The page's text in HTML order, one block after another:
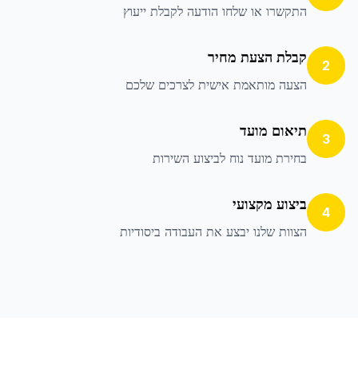
התקשרו או שלחו הודעה לקבלת ייעוץ
2 קבלת הצעת מחיר
הצעה מותאמת אישית לצרכים שלכם
3 תיאום מועד
בחירת מועד נוח לביצוע השירות
4 ביצוע מקצועי
הצוות שלנו יבצע את העבודה ביסודיות